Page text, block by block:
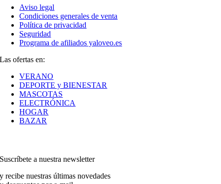
Aviso legal
Condiciones generales de venta
Política de privacidad
Seguridad
Programa de afiliados yaloveo.es
Las ofertas en:
VERANO
DEPORTE y BIENESTAR
MASCOTAS
ELECTRÓNICA
HOGAR
BAZAR
Suscríbete a nuestra newsletter
y recibe nuestras últimas novedades